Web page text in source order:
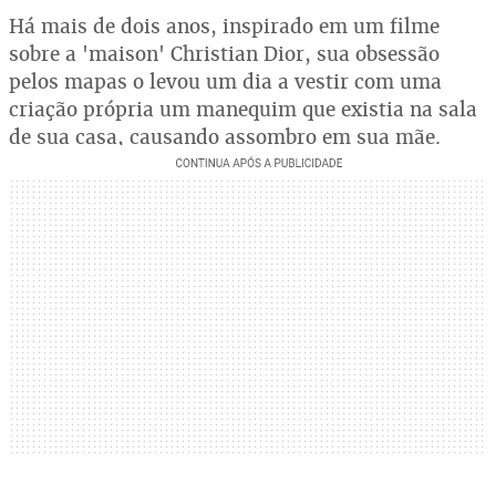
Há mais de dois anos, inspirado em um filme
sobre a 'maison' Christian Dior, sua obsessão
pelos mapas o levou um dia a vestir com uma
criação própria um manequim que existia na sala
de sua casa, causando assombro em sua mãe.